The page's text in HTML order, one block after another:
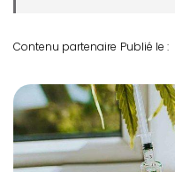
Contenu partenaire Publié le :